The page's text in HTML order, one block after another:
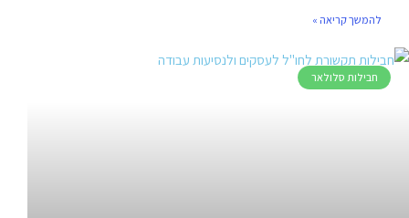
להמשך קריאה »
חבילות סלולאר